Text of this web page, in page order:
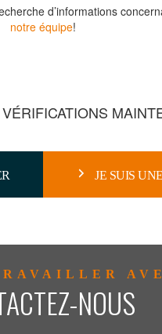
d’informations
notre équipe!
JE SUIS
NOUS